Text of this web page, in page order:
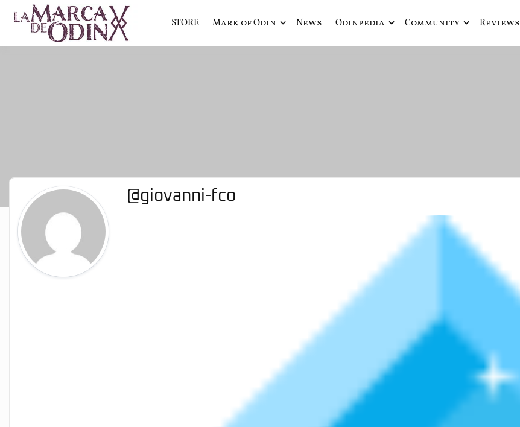
La Marca de Odín
La saga literaria transmedia que fusiona actualidad con mitología nórdica y ciencia ficción
STORE Mark of Odin News Odinpedia Community Reviews
@giovanni-fco